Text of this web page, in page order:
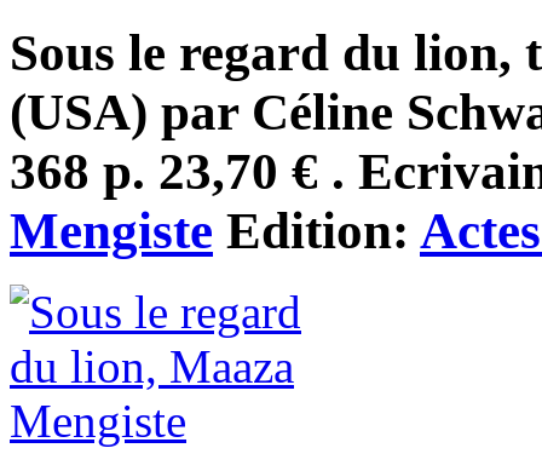
Sous le regard du lion,
(USA) par Céline
368 p. 23,70 € .
Mengiste Edition: